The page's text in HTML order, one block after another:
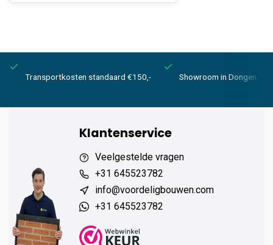
Transportkosten standaard €150,- Showroom in Dongen
Klantenservice
Veelgestelde vragen
+31 645523782
info@voordeligbouwen.com
+31 645523782